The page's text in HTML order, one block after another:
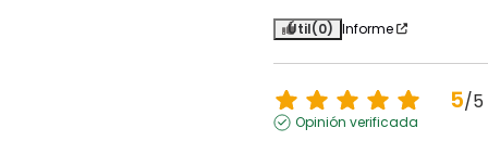
Útil(0) Informe
5/5
Opinión verificada